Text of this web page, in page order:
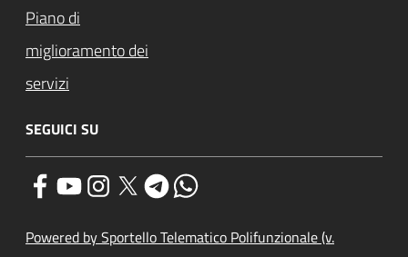
Piano di
miglioramento dei
servizi
SEGUICI SU
Powered by Sportello Telematico Polifunzionale (v.